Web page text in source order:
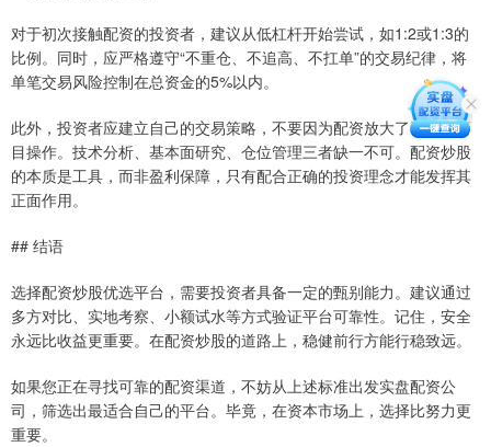
对于初次接触配资的投资者，建议从低杠杆开始尝试，如1:2或1:3的
比例。同时，应严格遵守“不重仓、不追高、不扛单”的交易纪律，将
单笔交易风险控制在总资金的5%以内。
此外，投资者应建立自己的交易策略，不要因为配资放大了资金就盲
目操作。技术分析、基本面研究、仓位管理三者缺一不可。配资炒股
的本质是工具，而非盈利保障，只有配合正确的投资理念才能发挥其
正面作用。
## 结语
选择配资炒股优选平台，需要投资者具备一定的甄别能力。建议通过
多方对比、实地考察、小额试水等方式验证平台可靠性。记住，安全
永远比收益更重要。在配资炒股的道路上，稳健前行方能行稳致远。
如果您正在寻找可靠的配资渠道，不妨从上述标准出发实盘配资公
司，筛选出最适合自己的平台。毕竟，在资本市场上，选择比努力更
重要。